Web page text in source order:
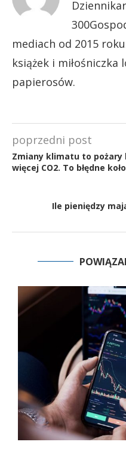
mediach od 2015
książek i
papierosów.
poprzedni post
Zmiany klimatu to pożary
więcej CO2. To błędne koło
Ile pieniędzy